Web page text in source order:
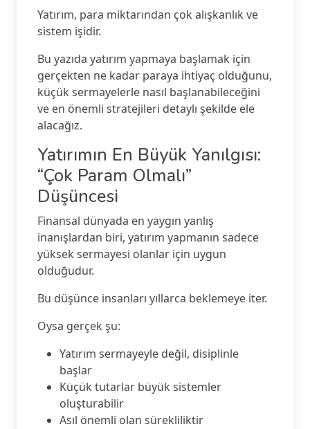
Yatırım, para miktarından çok alışkanlık ve
sistem işidir.
Bu yazıda yatırım yapmaya başlamak için
gerçekten ne kadar paraya ihtiyaç olduğunu,
küçük sermayelerle nasıl başlanabileceğini
ve en önemli stratejileri detaylı şekilde ele
alacağız.
Yatırımın En Büyük Yanılgısı:
“Çok Param Olmalı”
Düşüncesi
Finansal dünyada en yaygın yanlış
inanışlardan biri, yatırım yapmanın sadece
yüksek sermayesi olanlar için uygun
olduğudur.
Bu düşünce insanları yıllarca beklemeye iter.
Oysa gerçek şu:
Yatırım sermayeyle değil, disiplinle
başlar
Küçük tutarlar büyük sistemler
oluşturabilir
Asıl önemli olan sürekliliktir